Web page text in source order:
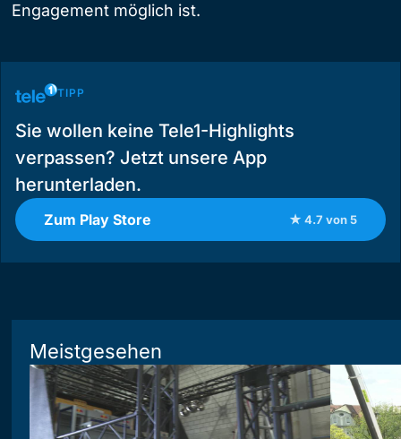
Engagement möglich ist.
TIPP
Sie wollen keine Tele1-Highlights
verpassen? Jetzt unsere App
herunterladen.
Zum Play Store ★ 4.7 von 5
Meistgesehen